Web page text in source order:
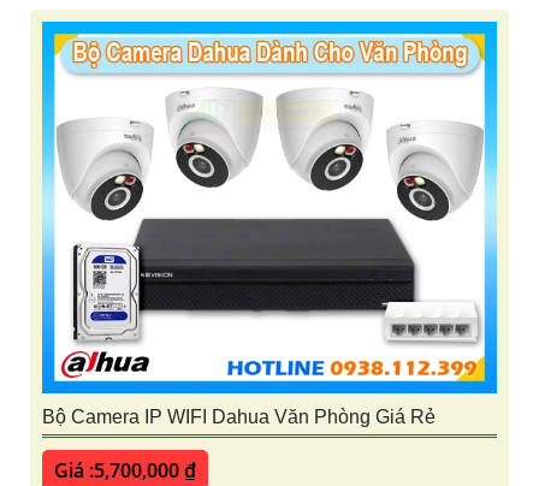
Bộ Camera IP WIFI Dahua Văn Phòng Giá Rẻ
Giá :5,700,000 ₫